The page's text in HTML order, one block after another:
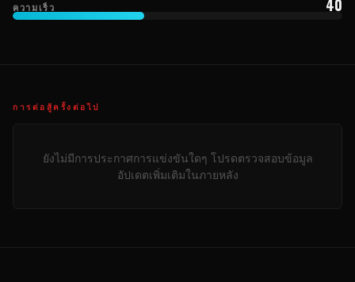
ความเร็ว 40
การต่อสู้ครั้งต่อไป
ยังไม่มีการประกาศการแข่งขันใดๆ โปรดตรวจสอบข้อมูล
อัปเดตเพิ่มเติมในภายหลัง